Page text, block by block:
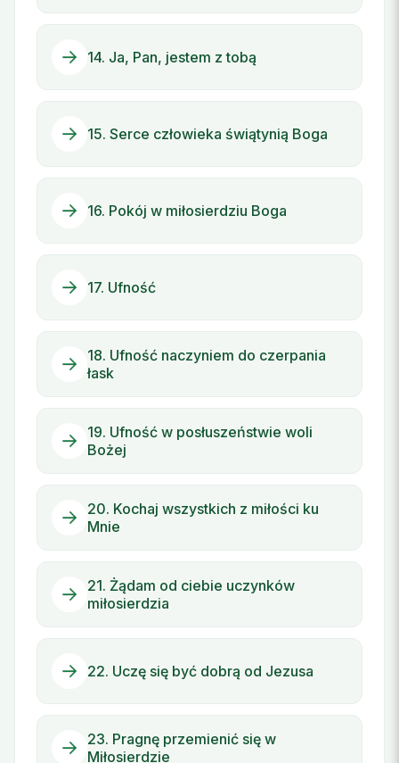
14. Ja, Pan, jestem z tobą
15. Serce człowieka świątynią Boga
16. Pokój w miłosierdziu Boga
17. Ufność
18. Ufność naczyniem do czerpania
łask
19. Ufność w posłuszeństwie woli
Bożej
20. Kochaj wszystkich z miłości ku
Mnie
21. Żądam od ciebie uczynków
miłosierdzia
22. Uczę się być dobrą od Jezusa
23. Pragnę przemienić się w
Miłosierdzie